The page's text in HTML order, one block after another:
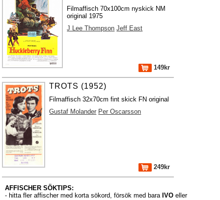
Filmaffisch 70x100cm nyskick NM
original 1975
J Lee Thompson Jeff East
149kr
TROTS (1952)
Filmaffisch 32x70cm fint skick FN original
Gustaf Molander Per Oscarsson
249kr
AFFISCHER SÖKTIPS:
- hitta fler affischer med korta sökord, försök med bara IVO eller